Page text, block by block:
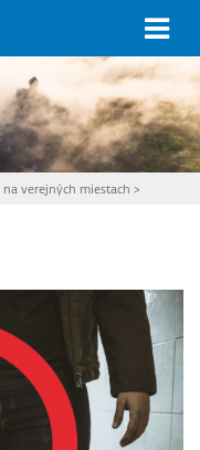
verejných miestach >